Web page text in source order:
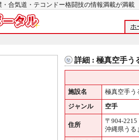
・合気道・テコンドー格闘技の情報満載が
ホ
詳細 : 極真空手う
施設名 極真空手う
ジャンル 空手
住所
〒904-2215
沖縄県うる